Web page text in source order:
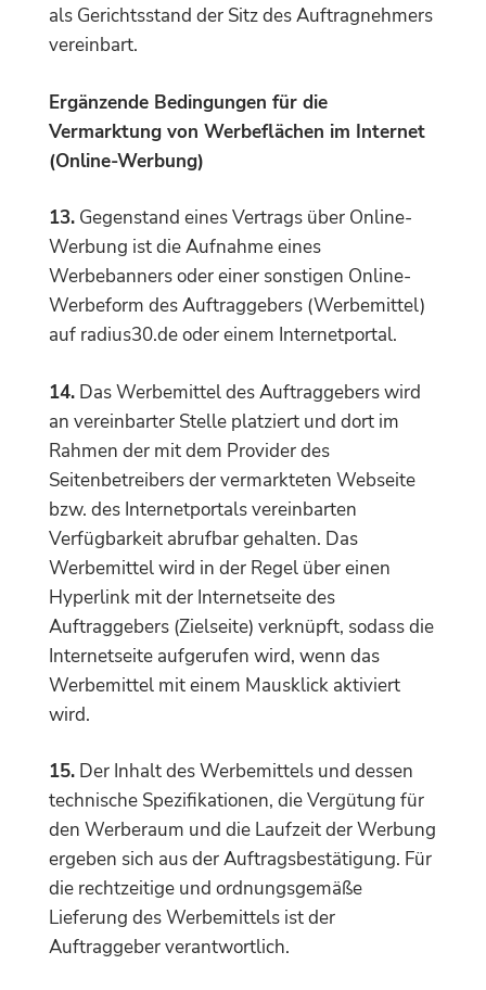
als Gerichtsstand der Sitz des Auftragnehmers
vereinbart.
Ergänzende Bedingungen für die
Vermarktung von Werbeflächen im Internet
(Online-Werbung)
13.Gegenstand eines Vertrags über Online-
Werbung ist die Aufnahme eines
Werbebanners oder einer sonstigen Online-
Werbeform des Auftraggebers (Werbemittel)
auf radius30.de oder einem Internetportal.
14.Das Werbemittel des Auftraggebers wird
an vereinbarter Stelle platziert und dort im
Rahmen der mit dem Provider des
Seitenbetreibers der vermarkteten Webseite
bzw. des Internetportals vereinbarten
Verfügbarkeit abrufbar gehalten. Das
Werbemittel wird in der Regel über einen
Hyperlink mit der Internetseite des
Auftraggebers (Zielseite) verknüpft, sodass die
Internetseite aufgerufen wird, wenn das
Werbemittel mit einem Mausklick aktiviert
wird.
15.Der Inhalt des Werbemittels und dessen
technische Spezifikationen, die Vergütung für
den Werberaum und die Laufzeit der Werbung
ergeben sich aus der Auftragsbestätigung. Für
die rechtzeitige und ordnungsgemäße
Lieferung des Werbemittels ist der
Auftraggeber verantwortlich.